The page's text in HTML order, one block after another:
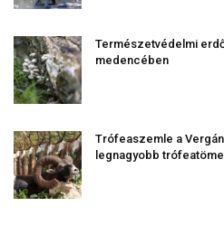
Természetvédelmi
medencében
Trófeaszemle a
legnagyobb